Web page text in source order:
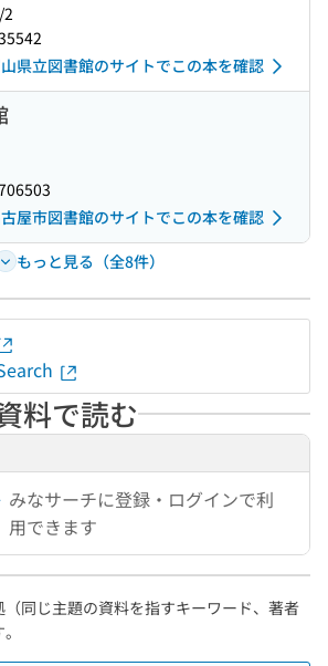
県立図書館のサイトでこの本を確認
屋市図書館のサイトでこの本を確認
もっと見る（全8件）
料で読む
みなサーチに登録・ログインで利
用できます
同じ主題の資料を指すキーワード、著者